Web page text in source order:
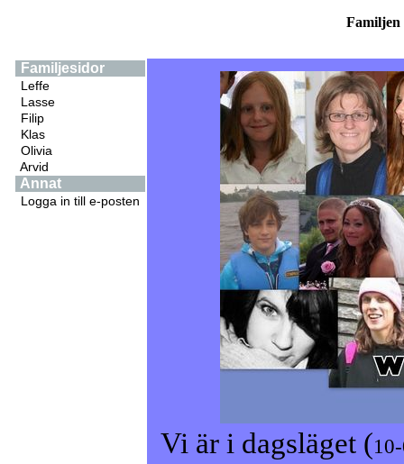
Familjen
Familjesidor
Leffe
Lasse
Filip
Klas
Olivia
Arvid
Annat
Logga in till e-posten
Vi är i dagsläget (